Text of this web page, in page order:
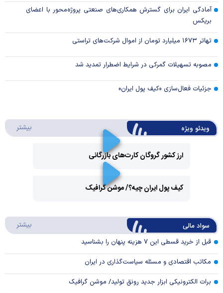
آمادگی ایران برای گسترش همکاری‌های صنعتی پروژه‌محور با اعضای
بریکس
تهاتر ۱۶۷۳ میلیارد تومان از اموال شرکت‌های تراستی
مصوبه تسهیلات گمرکی در شرایط اضطرار تمدید شد
جزئیات فعال‌سازی «کیف پول ایران»
ویدئو ویژه بیشتر
ارز کشور گروگان کارت‌های بازرگانی
Video
کیف پول ایران چیه؟/ موشن گرافیک
سواد مالی بیشتر
قبل از خرید قسطی این ۷ هزینه پنهان را بشناسید
مکاتب اقتصادی و مسئله سیاست‌گذاری در ایران
برات الکترونیکی ابزار جدید رونق تولید/ موشن گرافیک